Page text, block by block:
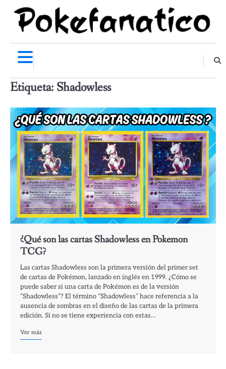
content
Etiqueta: Shadowless
¿Qué son las cartas Shadowless en Pokemon
TCG?
Las cartas Shadowless son la primera versión del primer set
de cartas de Pokémon, lanzado en inglés en 1999. ¿Cómo se
puede saber si una carta de Pokémon es de la versión
“Shadowless”? El término “Shadowless” hace referencia a la
ausencia de sombras en el diseño de las cartas de la primera
edición. Si no se tiene experiencia con estas…
Ver más